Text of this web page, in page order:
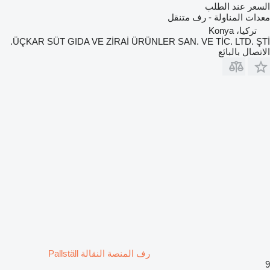
السعر عند الطلب
معدات المناولة - رف متنقل
تركيا، Konya
ÜÇKAR SÜT GIDA VE ZİRAİ ÜRÜNLER SAN. VE TİC. LTD. ŞTİ.
الاتصال بالبائع
رف المنصة النقالة Pallställ
9